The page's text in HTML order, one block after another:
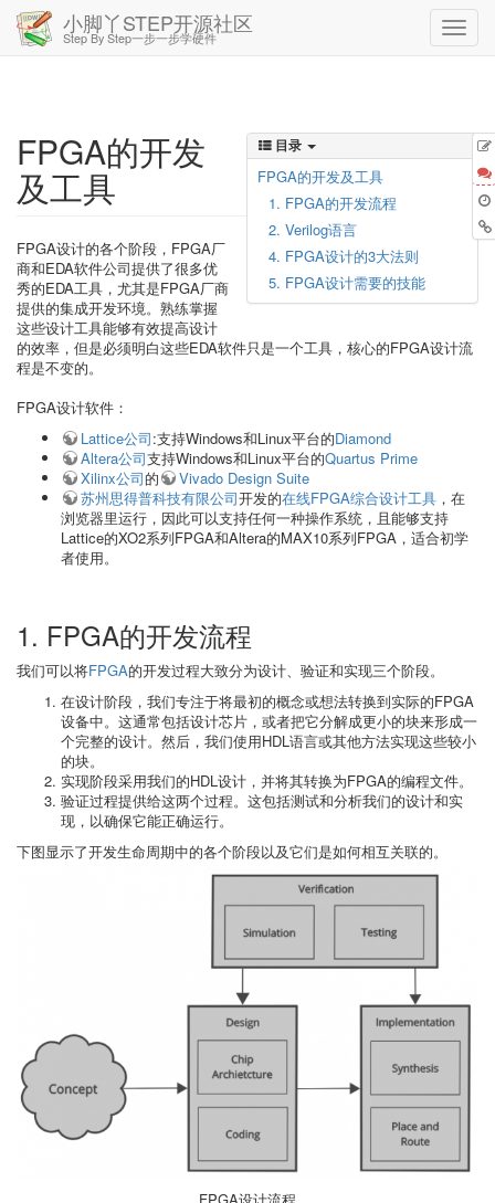
小脚丫STEP开源社区
Step By Step一步一步学硬件
目录
FPGA的开发及工具
1. FPGA的开发流程
2. Verilog语言
4. FPGA设计的3大法则
5. FPGA设计需要的技能
FPGA的开发
及工具
FPGA设计的各个阶段，FPGA厂
商和EDA软件公司提供了很多优
秀的EDA工具，尤其是FPGA厂商
提供的集成开发环境。熟练掌握
这些设计工具能够有效提高设计
的效率，但是必须明白这些EDA软件只是一个工具，核心的FPGA设计流
程是不变的。
FPGA设计软件：
Lattice公司:支持Windows和Linux平台的Diamond
Altera公司支持Windows和Linux平台的Quartus Prime
Xilinx公司的
Vivado Design Suite
苏州思得普科技有限公司开发的在线FPGA综合设计工具 ，在
浏览器里运行，因此可以支持任何一种操作系统，且能够支持
Lattice的XO2系列FPGA和Altera的MAX10系列FPGA，适合初学
者使用。
1. FPGA的开发流程
我们可以将FPGA的开发过程大致分为设计、验证和实现三个阶段。
在设计阶段，我们专注于将最初的概念或想法转换到实际的FPGA
设备中。这通常包括设计芯片，或者把它分解成更小的块来形成一
个完整的设计。然后，我们使用HDL语言或其他方法实现这些较小
的块。
实现阶段采用我们的HDL设计，并将其转换为FPGA的编程文件。
验证过程提供给这两个过程。这包括测试和分析我们的设计和实
现，以确保它能正确运行。
下图显示了开发生命周期中的各个阶段以及它们是如何相互关联的。